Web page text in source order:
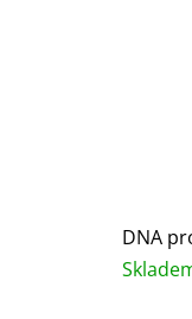
DNA